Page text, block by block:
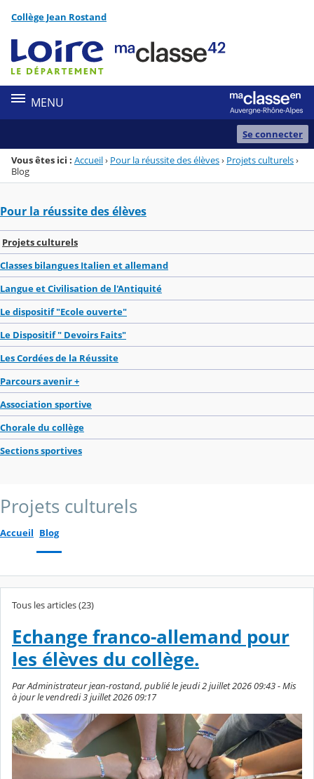
Menu de la rubrique
Contenu
Collège Jean Rostand
MENU
Se connecter
Vous êtes ici : Accueil› Pour la réussite des élèves› Projets culturels›
Blog
Pour la réussite des élèves
Projets culturels
Classes bilangues Italien et allemand
Langue et Civilisation de l'Antiquité
Le dispositif "Ecole ouverte"
Le Dispositif " Devoirs Faits"
Les Cordées de la Réussite
Parcours avenir +
Association sportive
Chorale du collège
Sections sportives
Projets culturels
Accueil Blog
Tous les articles (23)
Echange franco-allemand pour
les élèves du collège.
Par Administrateur jean-rostand, publié le jeudi 2 juillet 2026 09:43 - Mis
à jour le vendredi 3 juillet 2026 09:17